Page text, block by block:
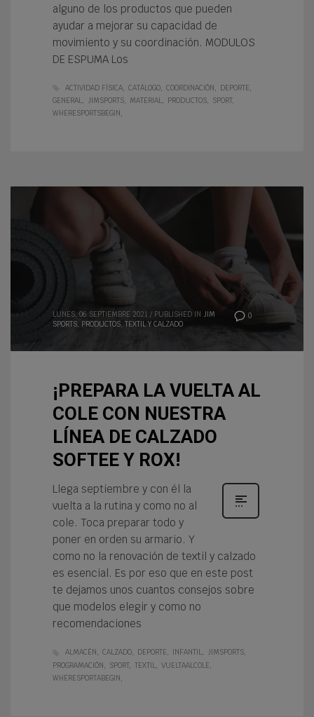
alguno de los productos que pueden
ayudar a mejorar su capacidad de
movimiento y su coordinación. MODULOS
DE ESPUMA Los
ACTIVIDAD FÍSICA CATÁLOGO COORDINACIÓN
DEPORTE
GENERAL
JIMSPORTS MATERIAL PRODUCTOS
SPORT
WHERESPORTSBEGIN
0
LUNES, 06 SEPTIEMBRE 2021 / PUBLISHED IN JIM
SPORTS, PRODUCTOS, TEXTIL Y CALZADO
¡PREPARA LA VUELTA AL
COLE CON NUESTRA
LÍNEA DE CALZADO
SOFTEE Y ROX!
Llega septiembre y con él la
vuelta a la rutina y como no al
cole. Toca preparar todo y
poner en orden su armario. Y
como no la renovación de textil y calzado
es esencial. Es por eso que en este post
te dejamos unos cuantos consejos sobre
que modelos elegir y como no
recomendaciones
ALMACÉN CALZADO DEPORTE INFANTIL
JIMSPORTS
PROGRAMACIÓN
SPORT TEXTIL
VUELTAALCOLE
WHERESPORTABEGIN